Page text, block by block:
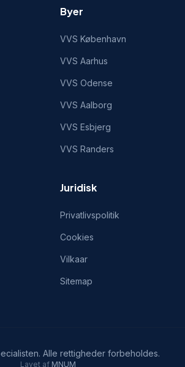
Byer
VVS København
VVS Aarhus
VVS Odense
VVS Aalborg
VVS Esbjerg
VVS Randers
Juridisk
Privatlivspolitik
Cookies
Vilkaar
Sitemap
. Alle rettigheder forbeholdes.
Lavet af MNUM